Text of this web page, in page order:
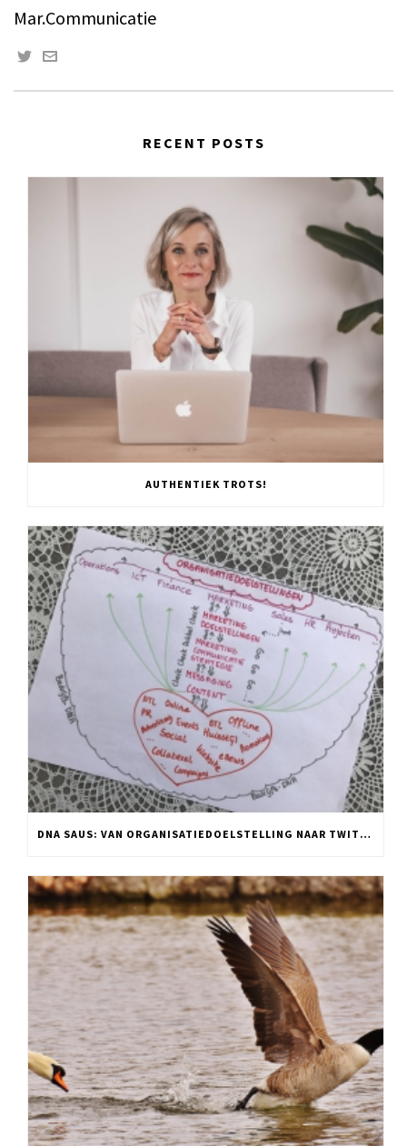
Mar.Communicatie
RECENT POSTS
AUTHENTIEK TROTS!
DNA SAUS: VAN ORGANISATIEDOELSTELLING NAAR TWITTER POST